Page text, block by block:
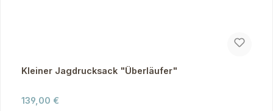
Kleiner Jagdrucksack "Überläufer"
Regulärer Preis:
139,00 €